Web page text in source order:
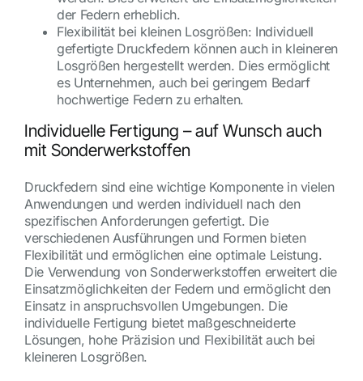
der Federn erheblich.
Flexibilität bei kleinen Losgrößen: Individuell
gefertigte Druckfedern können auch in kleineren
Losgrößen hergestellt werden. Dies ermöglicht
es Unternehmen, auch bei geringem Bedarf
hochwertige Federn zu erhalten.
Individuelle Fertigung – auf Wunsch auch
mit Sonderwerkstoffen
Druckfedern sind eine wichtige Komponente in vielen
Anwendungen und werden individuell nach den
spezifischen Anforderungen gefertigt. Die
verschiedenen Ausführungen und Formen bieten
Flexibilität und ermöglichen eine optimale Leistung.
Die Verwendung von Sonderwerkstoffen erweitert die
Einsatzmöglichkeiten der Federn und ermöglicht den
Einsatz in anspruchsvollen Umgebungen. Die
individuelle Fertigung bietet maßgeschneiderte
Lösungen, hohe Präzision und Flexibilität auch bei
kleineren Losgrößen.